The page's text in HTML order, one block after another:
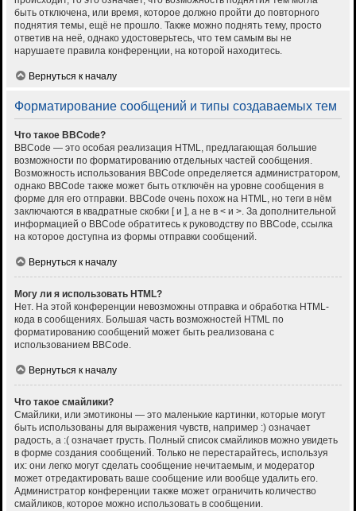
быть отключена, или время, которое должно пройти до повторного
поднятия темы, ещё не прошло. Также можно поднять тему, просто
ответив на неё, однако удостоверьтесь, что тем самым вы не
нарушаете правила конференции, на которой находитесь.
Вернуться к началу
Форматирование сообщений и типы создаваемых тем
Что такое BBCode?
BBCode — это особая реализация HTML, предлагающая большие
возможности по форматированию отдельных частей сообщения.
Возможность использования BBCode определяется администратором,
однако BBCode также может быть отключён на уровне сообщения в
форме для его отправки. BBCode очень похож на HTML, но теги в нём
заключаются в квадратные скобки [ и ], а не в < и >. За дополнительной
информацией о BBCode обратитесь к руководству по BBCode, ссылка
на которое доступна из формы отправки сообщений.
Вернуться к началу
Могу ли я использовать HTML?
Нет. На этой конференции невозможны отправка и обработка HTML-
кода в сообщениях. Большая часть возможностей HTML по
форматированию сообщений может быть реализована с
использованием BBCode.
Вернуться к началу
Что такое смайлики?
Смайлики, или эмотиконы — это маленькие картинки, которые могут
быть использованы для выражения чувств, например :) означает
радость, а :( означает грусть. Полный список смайликов можно увидеть
в форме создания сообщений. Только не перестарайтесь, используя
их: они легко могут сделать сообщение нечитаемым, и модератор
может отредактировать ваше сообщение или вообще удалить его.
Администратор конференции также может ограничить количество
смайликов, которое можно использовать в сообщении.